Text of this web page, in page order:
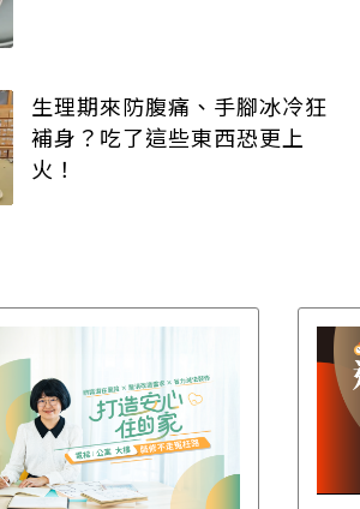
生理期來防腹痛、手腳冰冷狂
補身？吃了這些東西恐更上
火！